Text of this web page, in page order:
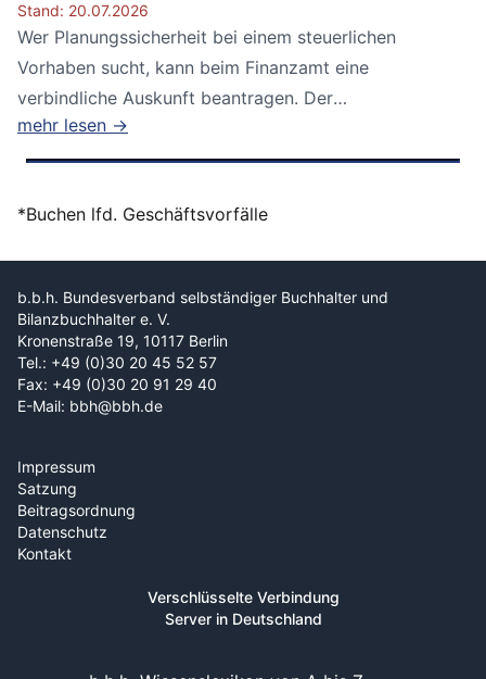
Stand: 20.07.2026
Wer Planungssicherheit bei einem steuerlichen
Vorhaben sucht, kann beim Finanzamt eine
verbindliche Auskunft beantragen. Der
Bundesfinanzhof...
mehr lesen →
*Buchen lfd. Geschäftsvorfälle
b.b.h. Bundesverband selbständiger Buchhalter und
Bilanzbuchhalter e. V.
Kronenstraße 19, 10117 Berlin
Tel.: +49 (0)30 20 45 52 57
Fax: +49 (0)30 20 91 29 40
E-Mail: bbh@bbh.de
Impressum
Satzung
Beitragsordnung
Datenschutz
Kontakt
Verschlüsselte Verbindung
Server in Deutschland